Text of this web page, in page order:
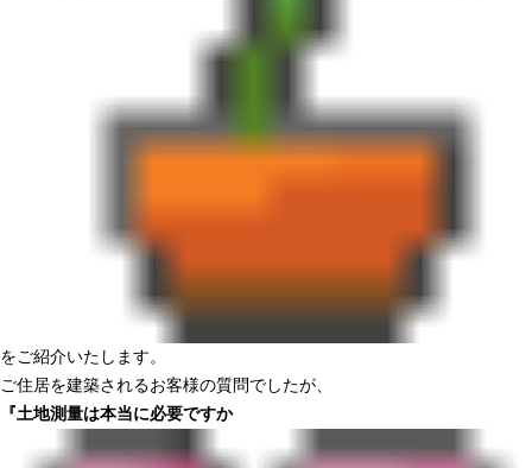
をご紹介いたします。
ご住居を建築されるお客様の質問でしたが、
『土地測量は本当に必要ですか